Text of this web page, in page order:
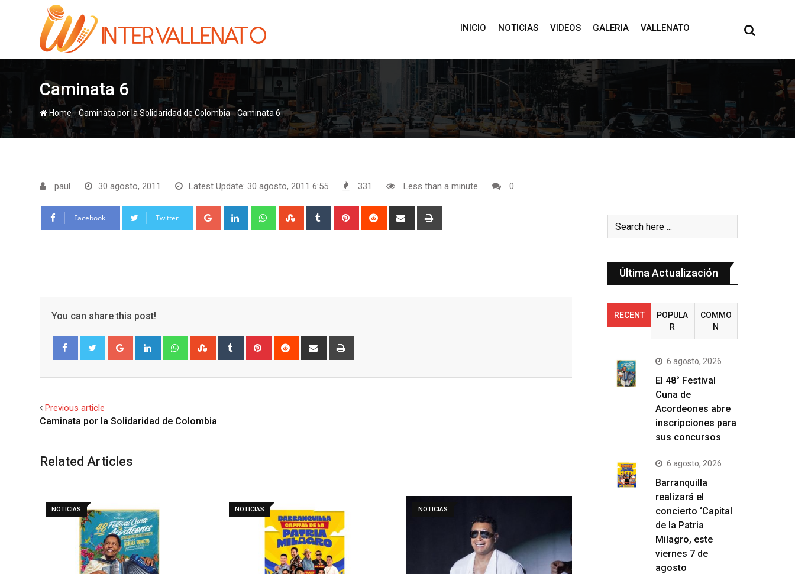
INICIO NOTICIAS VIDEOS GALERIA VALLENATO
Caminata 6
Home- -Caminata 6
paul 30 agosto, 2011 Latest Update: 30 agosto, 2011 6:55 331 Less than a minute 0
Facebook Twitter Google+ LinkedIn WhatsappStumbleUpon
Tumblr Pinterest Reddit
Share
You can share this post!
Google+ LinkedIn WhatsappStumbleUpon
Tumblr Pinterest Reddit
Share
Previous article
Related Articles
NOTICIAS NOTICIAS NOTICIAS
Última Actualización
RECENT
POPULA
R
COMMO
N
6 agosto, 2026
El 48° Festival
Cuna de
Acordeones abre
inscripciones para
sus concursos
6 agosto, 2026
Barranquilla
realizará el
concierto ‘Capital
de la Patria
Milagro, este
viernes 7 de
agosto